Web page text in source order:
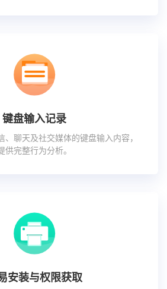
键盘输入记录
、聊天及社交媒体的键盘输入内容，
供完整行为分析。
安装与权限获取